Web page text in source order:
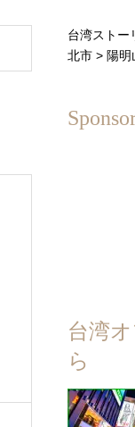
台湾ストー
北市 > 陽明
台湾
ら